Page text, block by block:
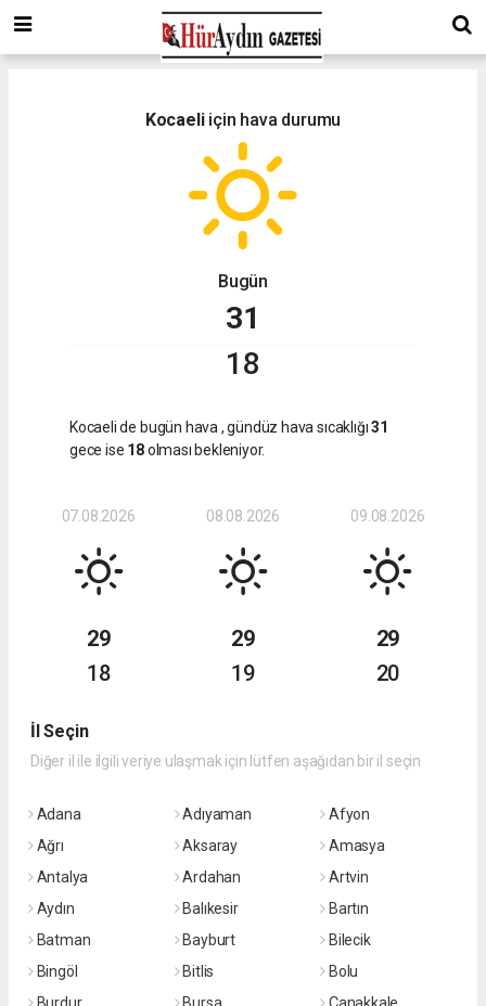
Kocaeliiçin hava durumu
Bugün
31
18
Kocaeli de bugün hava , gündüz hava sıcaklığı31
gece ise 18olması bekleniyor.
07.08.2026
29
18
08.08.2026
29
19
09.08.2026
29
20
İl Seçin
Diğer il ile ilgili veriye ulaşmak için lütfen aşağıdan bir il seçin
Adana Adıyaman
Afyon
Ağrı
Aksaray
Amasya
Antalya
Ardahan
Artvin
Aydın
Balıkesir
Bartın
Batman
Bayburt
Bilecik
Bingöl
Bitlis
Bolu